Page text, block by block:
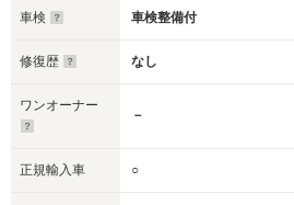
車検 車検整備付
修復歴 なし
ワンオーナー
－
正規輸入車 ○